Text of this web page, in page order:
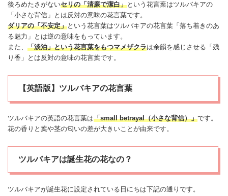
後ろめたさがないセリの「清廉で潔白」という花言葉はツルバキアの
「小さな背信」とは反対の意味の花言葉です。
ダリアの「不安定」という花言葉はツルバキアの花言葉「落ち着きのあ
る魅力」とは逆の意味をもっています。
また、 「淡泊」という花言葉をもつマメザクラは余韻を感じさせる「残
り香」とは反対の意味の花言葉です。
【英語版】ツルバキアの花言葉
ツルバキアの英語の花言葉は「small betrayal（小さな背信）」です。
花の香りと葉や茎の匂いの差が大きいことが由来です。
ツルバキアは誕生花の花なの？
ツルバキアが誕生花に設定されている日にちは下記の通りです。